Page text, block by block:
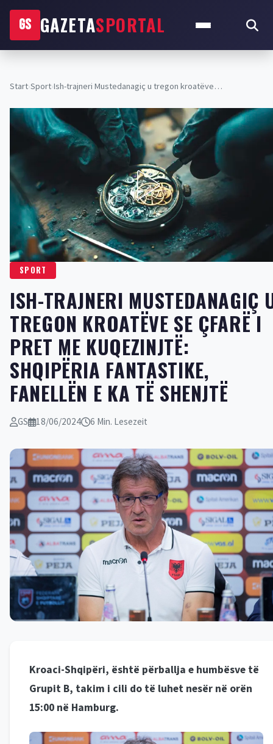
GS GAZETASPORTAL
Start›Sport›Ish-trajneri Mustedanagiç u tregon kroatëve…
SPORT
ISH-TRAJNERI MUSTEDANAGIÇ
TREGON KROATËVE SE ÇFARË I
PRET ME KUQEZINJTË:
SHQIPËRIA FANTASTIKE,
FANELLËN E KA TË SHENJTË
GS 18/06/2024 6 Min. Lesezeit
Kroaci-Shqipëri, është përballja e humbësve të
Grupit B, takim i cili do të luhet nesër në orën
15:00 në Hamburg.